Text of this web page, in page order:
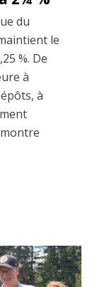
du
le
%. De
à
à